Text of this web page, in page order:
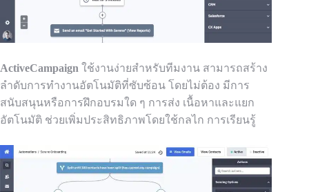
ActiveCampaign ใช้งานง่ายสำหรับทีมงาน สามารถสร้าง
ลำดับการทำงานอัตโนมัติที่ซับซ้อน โดยไม่ต้อง มีการ
สนับสนุนหรือการฝึกอบรมใด ๆ การส่ง เนื้อหาและแยก
อัตโนมัติ ช่วยเพิ่มประสิทธิภาพโดยใช้กลไก การเรียนรู้